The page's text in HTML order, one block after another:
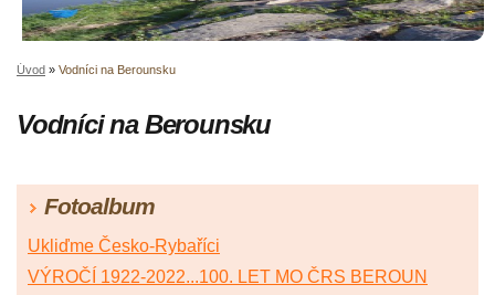
Úvod » Vodníci na Berounsku
Vodníci na Berounsku
Fotoalbum
Ukliďme Česko-Rybaříci
VÝROČÍ 1922-2022...100. LET MO ČRS BEROUN